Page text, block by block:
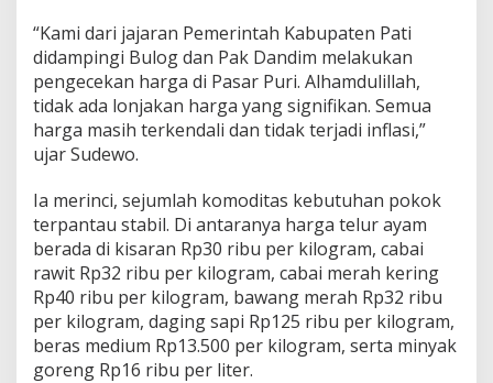
u
n
g
k
e
P
a
“Kami dari jajaran Pemerintah Kabupaten Pati
didampingi Bulog dan Pak Dandim melakukan
pengecekan harga di Pasar Puri. Alhamdulillah,
tidak ada lonjakan harga yang signifikan. Semua
harga masih terkendali dan tidak terjadi inflasi,”
ujar Sudewo.
Ia merinci, sejumlah komoditas kebutuhan pokok
terpantau stabil. Di antaranya harga telur ayam
berada di kisaran Rp30 ribu per kilogram, cabai
rawit Rp32 ribu per kilogram, cabai merah kering
Rp40 ribu per kilogram, bawang merah Rp32 ribu
per kilogram, daging sapi Rp125 ribu per kilogram,
beras medium Rp13.500 per kilogram, serta minyak
goreng Rp16 ribu per liter.